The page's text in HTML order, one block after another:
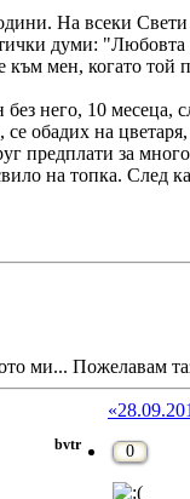
На всеки Свети
думи:
към мен, когато той
него, 10 месеца,
обадих на
предплати за
на топка. След
ми... Пожелавам
bvtr 0